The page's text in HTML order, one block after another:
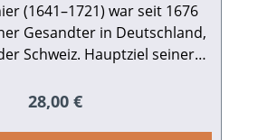
(1641–1721) war seit 1676
Gesandter in Deutschland,
Schweiz. Hauptziel seiner
Machtpolitik und Intoleranz
Regulärer Preis:
28,00 €